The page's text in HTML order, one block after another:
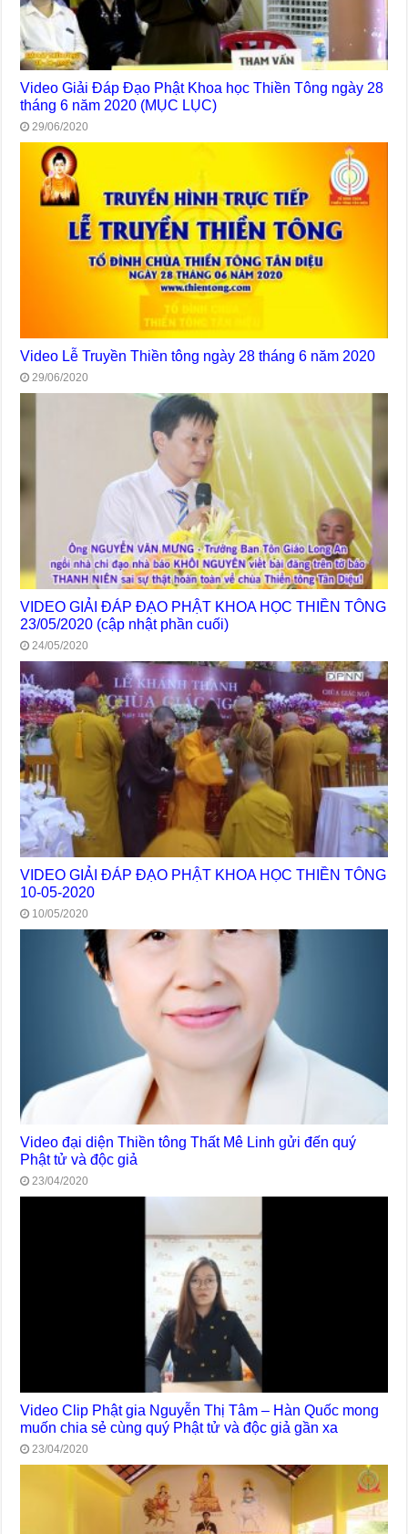
Video Giải Đáp Đạo Phật Khoa học Thiền Tông ngày 28
tháng 6 năm 2020 (MỤC LỤC)
29/06/2020
Video Lễ Truyền Thiền tông ngày 28 tháng 6 năm 2020
29/06/2020
VIDEO GIẢI ĐÁP ĐẠO PHẬT KHOA HỌC THIỀN TÔNG
23/05/2020 (cập nhật phần cuối)
24/05/2020
VIDEO GIẢI ĐÁP ĐẠO PHẬT KHOA HỌC THIỀN TÔNG
10-05-2020
10/05/2020
Video đại diện Thiền tông Thất Mê Linh gửi đến quý
Phật tử và độc giả
23/04/2020
Video Clip Phật gia Nguyễn Thị Tâm – Hàn Quốc mong
muốn chia sẻ cùng quý Phật tử và độc giả gần xa
23/04/2020